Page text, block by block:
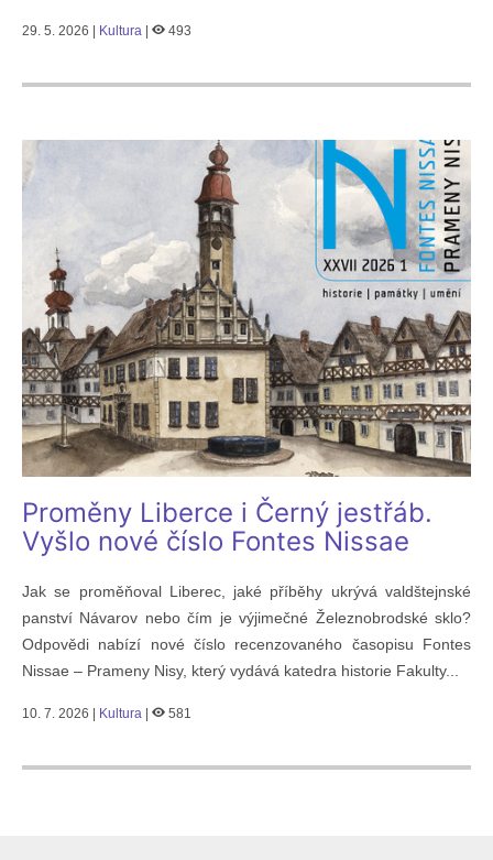
29. 5. 2026 | Kultura 493
Proměny Liberce i Černý jestřáb.
Vyšlo nové číslo Fontes Nissae
Jak se proměňoval Liberec, jaké příběhy ukrývá valdštejnské
panství Návarov nebo čím je výjimečné Železnobrodské sklo?
Odpovědi nabízí nové číslo recenzovaného časopisu Fontes
Nissae – Prameny Nisy, který vydává katedra historie Fakulty...
10. 7. 2026 | Kultura 581